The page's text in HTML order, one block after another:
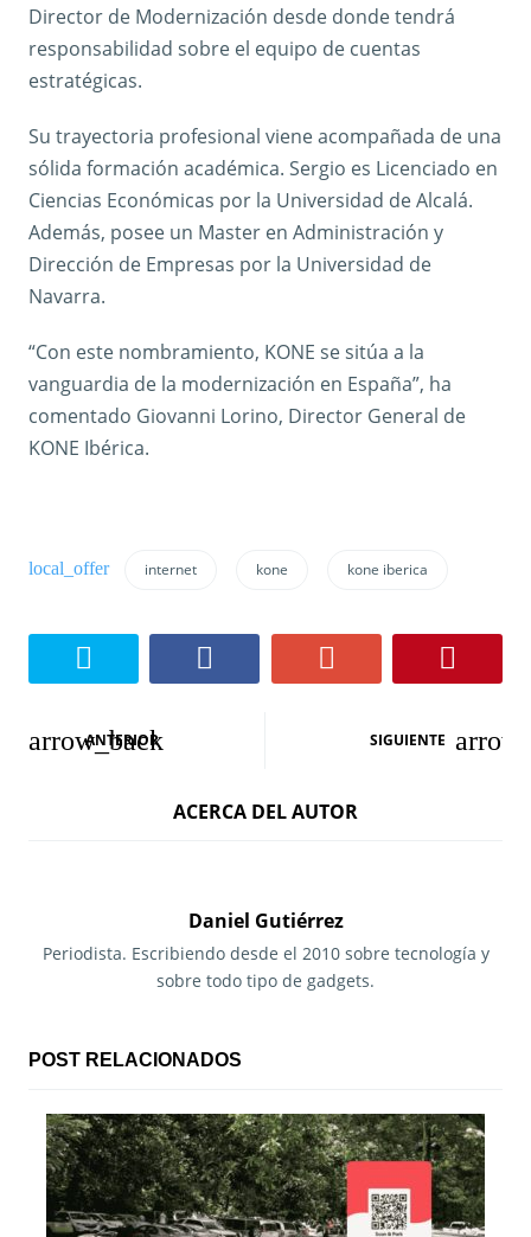
Director de Modernización desde donde tendrá
responsabilidad sobre el equipo de cuentas
estratégicas.
Su trayectoria profesional viene acompañada de una
sólida formación académica. Sergio es Licenciado en
Ciencias Económicas por la Universidad de Alcalá.
Además, posee un Master en Administración y
Dirección de Empresas por la Universidad de
Navarra.
“Con este nombramiento, KONE se sitúa a la
vanguardia de la modernización en España”, ha
comentado Giovanni Lorino, Director General de
KONE Ibérica.
internet kone kone iberica
N
a
i
n
d
ANTERIOR SIGUIENTE
ACERCA DEL AUTOR
Daniel Gutiérrez
Periodista. Escribiendo desde el 2010 sobre tecnología y
sobre todo tipo de gadgets.
POST RELACIONADOS